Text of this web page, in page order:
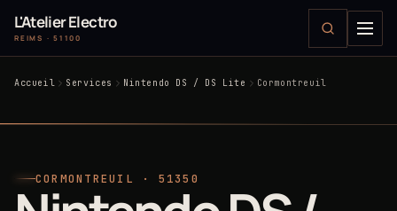
L'Atelier Electro
REIMS · 51100
Accueil Services Nintendo DS / DS Lite Cormontreuil
CORMONTREUIL · 51350